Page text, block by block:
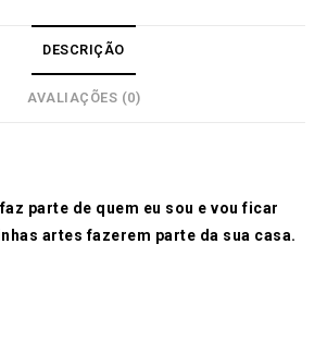
DESCRIÇÃO
AVALIAÇÕES (0)
parte de quem eu sou e vou ficar
artes fazerem parte da sua casa.